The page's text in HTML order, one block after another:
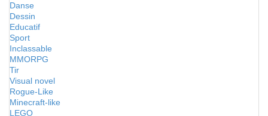
Danse
Dessin
Educatif
Sport
Inclassable
MMORPG
Tir
Visual novel
Rogue-Like
Minecraft-like
LEGO